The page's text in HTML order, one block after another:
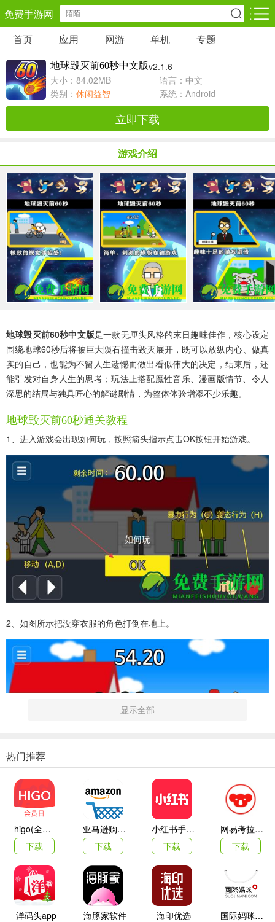
免费手游网
安卓网游 安卓单机 安卓应用
角色扮演
策略塔防
射击枪战
仙侠网游 棋牌游戏 音乐游戏
手游辅助 回合网游 国战网游
儿童教育 体育运动
首页 应用 网游 单机 专题
地球毁灭前60秒中文版v2.1.6
大小：84.02MB
语言：中文
类别： 休闲益智 系统：Android
立即下载
游戏介绍
地球毁灭前60秒中文版是一款无厘头风格的末日趣味佳作，核心设定
围绕地球60秒后将被巨大陨石撞击毁灭展开，既可以放纵内心、做真
实的自己，也能为不留人生遗憾而做出看似伟大的决定，结束后，还
能引发对自身人生的思考；玩法上搭配魔性音乐、漫画版情节、令人
深思的结局与独具匠心的解谜剧情，为整体体验增添不少乐趣。
地球毁灭前60秒通关教程
1、进入游戏会出现如何玩，按照箭头指示点击OK按钮开始游戏。
2、如图所示把没穿衣服的角色打倒在地上。
3、在游戏过程中，角色可以按照箭头指示对物体进行攻击。
显示全部
热门推荐
higo(全球购)
下载
亚马逊购物app
下载
小红书手机客户端
下载
网易考拉海购
下载
洋码头app
海豚家软件
海印优选
国际妈咪海外商城